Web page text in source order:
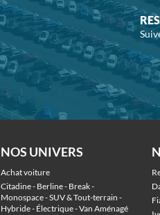
NOS UNIVERS
Achat voiture
Citadine - Berline - Break -
Monospace - SUV & Tout-terrain -
Hybride - Électrique - Van Aménagé